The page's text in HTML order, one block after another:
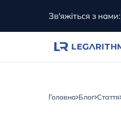
Зв'яжіться з нами:
Головна Блог Стаття